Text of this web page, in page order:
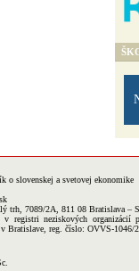
o slovenskej a svetovej ekonomike
trh, 7089/2A, 811 08 Bratislava –
registri neziskových organizácií
Bratislave, reg. číslo: OVVS-1046/